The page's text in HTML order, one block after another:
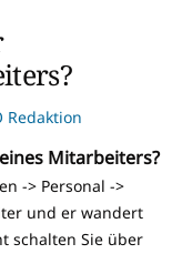
Redaktion
Mitarbeiters?
-> Personal ->
und er wandert
schalten Sie über